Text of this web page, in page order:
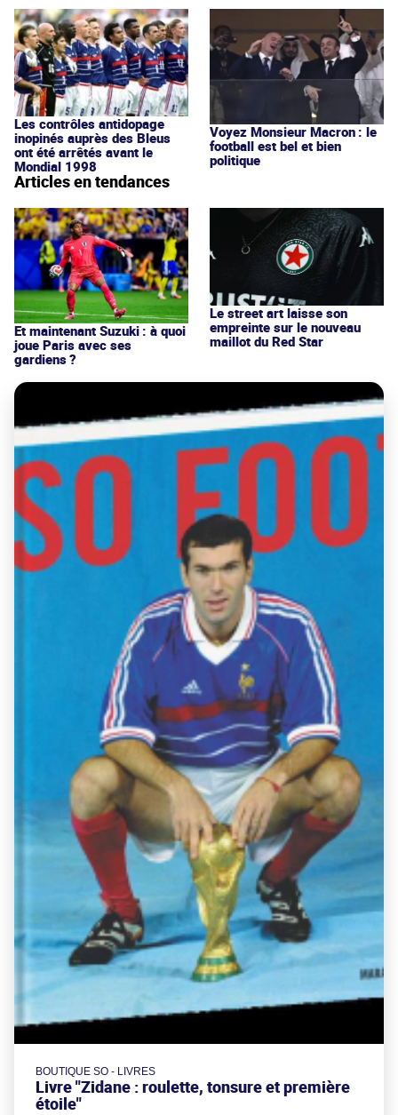
Les contrôles antidopage
inopinés auprès des Bleus
ont été arrêtés avant le
Mondial 1998
Voyez Monsieur Macron : le
football est bel et bien
politique
Articles en tendances
Et maintenant Suzuki : à quoi
joue Paris avec ses
gardiens ?
Le street art laisse son
empreinte sur le nouveau
maillot du Red Star
BOUTIQUE SO - LIVRES
Livre "Zidane : roulette, tonsure et première
étoile"